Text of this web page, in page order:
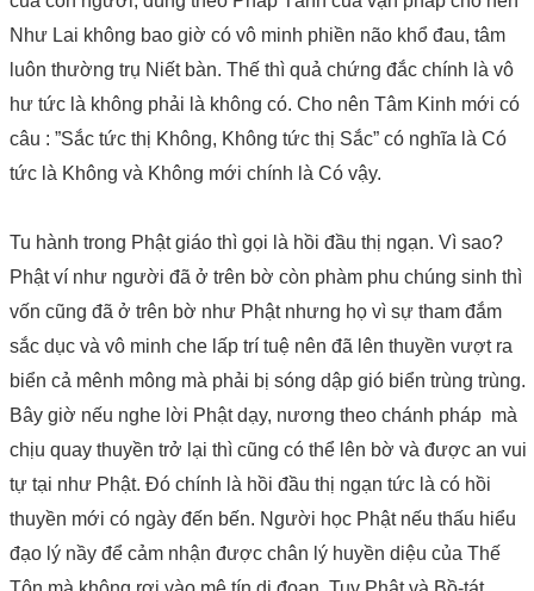
Như Lai không bao giờ có vô minh phiền não khổ đau, tâm
luôn thường trụ Niết bàn. Thế thì quả chứng đắc chính là vô
hư tức là không phải là không có. Cho nên Tâm Kinh mới có
câu : ”Sắc tức thị Không, Không tức thị Sắc” có nghĩa là Có
tức là Không và Không mới chính là Có vậy.
Tu hành trong Phật giáo thì gọi là hồi đầu thị ngạn. Vì sao?
Phật ví như người đã ở trên bờ còn phàm phu chúng sinh thì
vốn cũng đã ở trên bờ như Phật nhưng họ vì sự tham đắm
sắc dục và vô minh che lấp trí tuệ nên đã lên thuyền vượt ra
biển cả mênh mông mà phải bị sóng dập gió biển trùng trùng.
Bây giờ nếu nghe lời Phật dạy, nương theo chánh pháp mà
chịu quay thuyền trở lại thì cũng có thể lên bờ và được an vui
tự tại như Phật. Đó chính là hồi đầu thị ngạn tức là có hồi
thuyền mới có ngày đến bến. Người học Phật nếu thấu hiểu
đạo lý nầy để cảm nhận được chân lý huyền diệu của Thế